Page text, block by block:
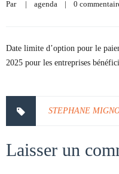
Par | agenda | 0
Date limite d’option pour le
2025 pour les entreprises
STEPHANE
Laisser un